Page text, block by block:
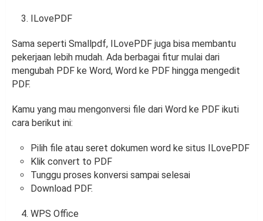
ILovePDF
Sama seperti Smallpdf, ILovePDF juga bisa membantu
pekerjaan lebih mudah. Ada berbagai fitur mulai dari
mengubah PDF ke Word, Word ke PDF hingga mengedit
PDF.
Kamu yang mau mengonversi file dari Word ke PDF ikuti
cara berikut ini:
Pilih file atau seret dokumen word ke situs ILovePDF
Klik convert to PDF
Tunggu proses konversi sampai selesai
Download PDF.
WPS Office